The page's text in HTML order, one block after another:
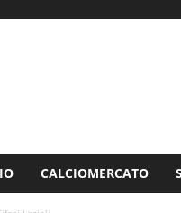
CALCIOMERCATO